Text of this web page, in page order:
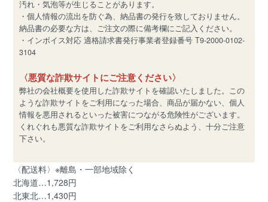
汚れ・気泡等が生じることがあります。
・個人情報の流出を防ぐ為、納品書の発行を致しておりません。
納品書の必要な方は、ご注文の際に備考欄にご記入ください。
・インボイス対応 適格請求書発行事業者登録番号 T9-2000-0102-
3104
〈悪質な詐欺サイトにご注意ください〉
弊社の会社概要を使用した詐欺サイトを確認いたしました。この
ような詐欺サイトをご利用になった場合、商品が届かない、個人
情報を悪用されるといった被害につながる危険性がございます。
くれぐれも悪質な詐欺サイトをご利用なさらぬよう、十分ご注意
下さい。
〈配送料〉※離島・一部地域除く
北海道…1,728円
北東北…1,430円